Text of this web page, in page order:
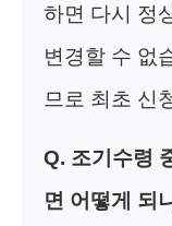
하면 다시 정
변경할 수 없
므로 최초 신
Q. 조기수령
면 어떻게 되